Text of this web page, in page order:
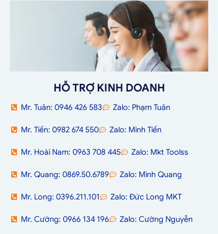
HỖ TRỢ KINH DOANH
Mr. Tuân: 0946 426 583 Zalo: Phạm Tuân
Mr. Tiến: 0982 674 550 Zalo: Minh Tiến
Mr. Hoài Nam: 0963 708 445 Zalo: Mkt Toolss
Mr. Quang: 0869.50.6789 Zalo: Minh Quang
Mr. Long: 0396.211.101 Zalo: Đức Long MKT
Mr. Cường: 0966 134 196 Zalo: Cường Nguyễn